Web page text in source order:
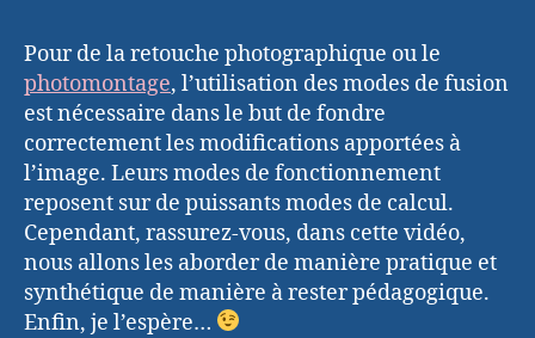
Pour de la retouche photographique ou le
photomontage, l’utilisation des modes de fusion
est nécessaire dans le but de fondre
correctement les modifications apportées à
l’image. Leurs modes de fonctionnement
reposent sur de puissants modes de calcul.
Cependant, rassurez-vous, dans cette vidéo,
nous allons les aborder de manière pratique et
synthétique de manière à rester pédagogique.
Enfin, je l’espère…